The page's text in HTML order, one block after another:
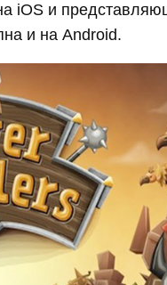
iOS и
и на Android.